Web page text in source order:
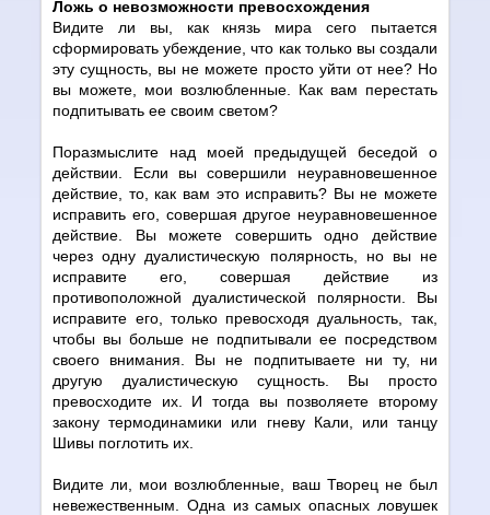
Ложь о невозможности превосхождения
Видите ли вы, как князь мира сего пытается
сформировать убеждение, что как только вы создали
эту сущность, вы не можете просто уйти от нее? Но
вы можете, мои возлюбленные. Как вам перестать
подпитывать ее своим светом?
Поразмыслите над моей предыдущей беседой о
действии. Если вы совершили неуравновешенное
действие, то, как вам это исправить? Вы не можете
исправить его, совершая другое неуравновешенное
действие. Вы можете совершить одно действие
через одну дуалистическую полярность, но вы не
исправите его, совершая действие из
противоположной дуалистической полярности. Вы
исправите его, только превосходя дуальность, так,
чтобы вы больше не подпитывали ее посредством
своего внимания. Вы не подпитываете ни ту, ни
другую дуалистическую сущность. Вы просто
превосходите их. И тогда вы позволяете второму
закону термодинамики или гневу Кали, или танцу
Шивы поглотить их.
Видите ли, мои возлюбленные, ваш Творец не был
невежественным. Одна из самых опасных ловушек